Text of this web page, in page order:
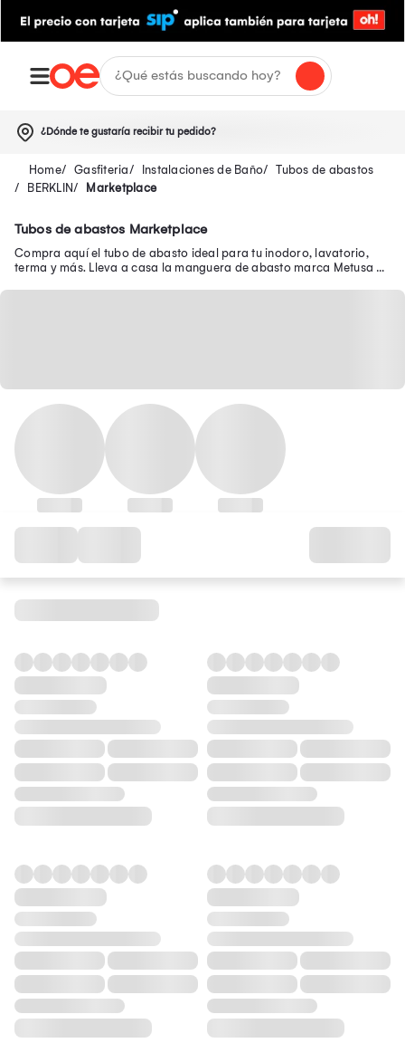
¿Dónde te gustaría recibir tu pedido?
Gasfiteria Instalaciones de Baño
Tubos de abastos
BERKLIN
Marketplace
Tubos de abastos Marketplace
Compra aquí el tubo de abasto ideal para tu inodoro, lavatorio,
terma y más. Lleva a casa la manguera de abasto marca Metusa y